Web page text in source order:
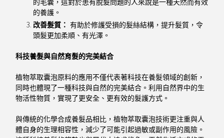
的毛囊，這對於患有脫髮問題的人來說是一種天然而有效
的養護。
改善髮質： 有助於修護受損的髮絲結構，提升髮質，令
頭髮更加柔順、有光澤。
科技養髮與自然育髮的完美結合
植物萃取囊泡原料的應用不僅代表著科技在養髮領域的創新，
同時也體現了一種科技與自然的完美結合。利用自然界中的生
物活性物質，實現了更安全、更有效的髮護方式。
與傳統的化學合成養髮品相比，植物萃取囊泡技術更注重與人
體自身的生理相容性，減少了可能引起過敏或副作用的風險。